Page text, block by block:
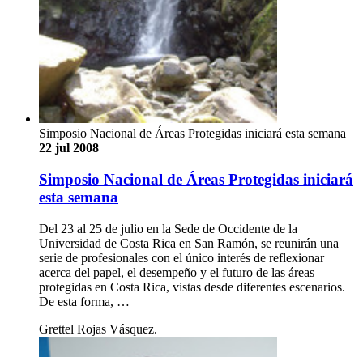
Simposio Nacional de Áreas Protegidas iniciará esta semana
22 jul 2008
Simposio Nacional de Áreas Protegidas iniciará
esta semana
Del 23 al 25 de julio en la Sede de Occidente de la
Universidad de Costa Rica en San Ramón, se reunirán una
serie de profesionales con el único interés de reflexionar
acerca del papel, el desempeño y el futuro de las áreas
protegidas en Costa Rica, vistas desde diferentes escenarios.
De esta forma, …
Grettel Rojas Vásquez.